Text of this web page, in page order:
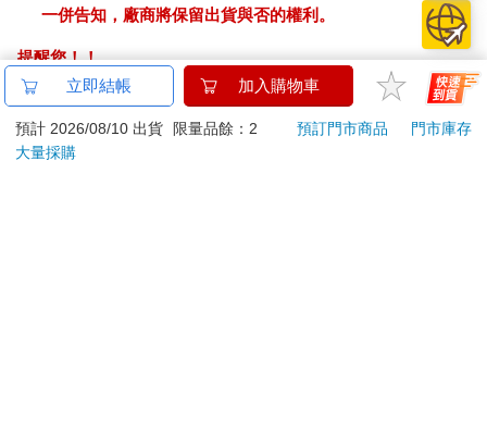
一併告知，廠商將保留出貨與否的權利。
提醒您！！
金石堂及銀行均不會請您操作ATM! 如接獲電話要求您前往
ATM提款機，請不要聽從指示，以免受騙上當！
退換貨須知：
立即結帳 加入購物車
預計 2026/08/10 出貨 限量品餘：2 預訂門市商品
門市庫存
大量採購